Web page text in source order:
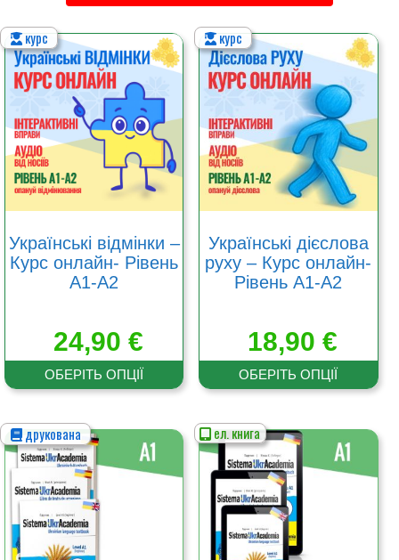
курс
Українські відмінки –
Курс онлайн- Рівень
А1-А2
24,90€
ОБЕРІТЬ ОПЦІЇ
Цей
товар
має
варіантів.
Параметри
можна
вибрати
на
сторінці
курс
Українські дієслова
руху – Курс онлайн-
Рівень А1-А2
18,90€
ОБЕРІТЬ ОПЦІЇ
Цей
товар
має
кілька
варіантів.
Параметри
можна
вибрати
на
сторінці
друкована
Цей
товар
має
кілька
варіантів.
Параметри
можна
ел. книга
Цей
товар
має
кілька
варіантів.
Параметри
можна